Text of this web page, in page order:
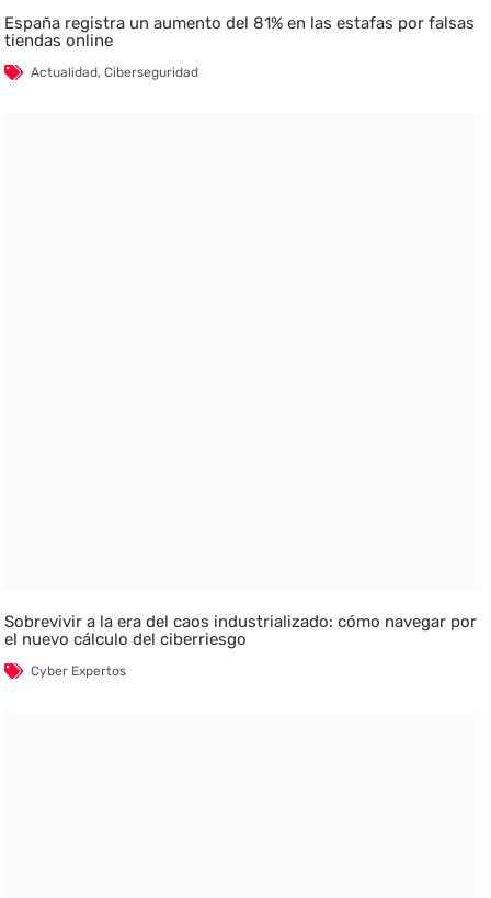
España registra un aumento del 81% en las estafas por falsas
tiendas online
Actualidad,Ciberseguridad
Sobrevivir a la era del caos industrializado: cómo navegar por
el nuevo cálculo del ciberriesgo
Cyber Expertos